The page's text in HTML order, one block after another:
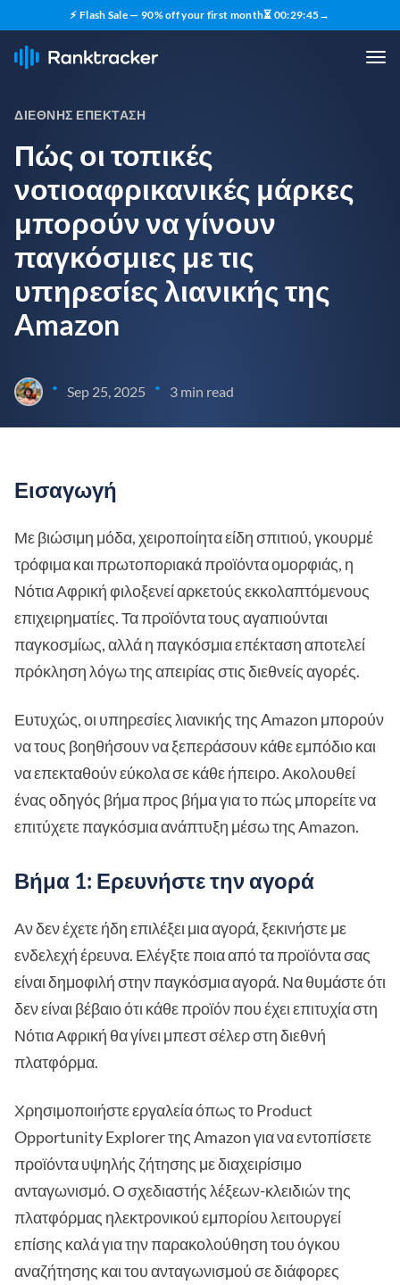
⚡ Flash Sale — 90% off your first month⏳ 00:29:44→
ΔΙΕΘΝΉΣ ΕΠΈΚΤΑΣΗ
Πώς οι τοπικές
νοτιοαφρικανικές μάρκες
μπορούν να γίνουν
παγκόσμιες με τις
υπηρεσίες λιανικής της
Amazon
• Sep 25, 2025 • 3 min read
Εισαγωγή
Με βιώσιμη μόδα, χειροποίητα είδη σπιτιού, γκουρμέ
τρόφιμα και πρωτοποριακά προϊόντα ομορφιάς, η
Νότια Αφρική φιλοξενεί αρκετούς εκκολαπτόμενους
επιχειρηματίες. Τα προϊόντα τους αγαπιούνται
παγκοσμίως, αλλά η παγκόσμια επέκταση αποτελεί
πρόκληση λόγω της απειρίας στις διεθνείς αγορές.
Ευτυχώς, οι υπηρεσίες λιανικής της Amazon μπορούν
να τους βοηθήσουν να ξεπεράσουν κάθε εμπόδιο και
να επεκταθούν εύκολα σε κάθε ήπειρο. Ακολουθεί
ένας οδηγός βήμα προς βήμα για το πώς μπορείτε να
επιτύχετε παγκόσμια ανάπτυξη μέσω της Amazon.
Βήμα 1: Ερευνήστε την αγορά
Αν δεν έχετε ήδη επιλέξει μια αγορά, ξεκινήστε με
ενδελεχή έρευνα. Ελέγξτε ποια από τα προϊόντα σας
είναι δημοφιλή στην παγκόσμια αγορά. Να θυμάστε ότι
δεν είναι βέβαιο ότι κάθε προϊόν που έχει επιτυχία στη
Νότια Αφρική θα γίνει μπεστ σέλερ στη διεθνή
πλατφόρμα.
Χρησιμοποιήστε εργαλεία όπως το Product
Opportunity Explorer της Amazon για να εντοπίσετε
προϊόντα υψηλής ζήτησης με διαχειρίσιμο
ανταγωνισμό. Ο σχεδιαστής λέξεων-κλειδιών της
πλατφόρμας ηλεκτρονικού εμπορίου λειτουργεί
επίσης καλά για την παρακολούθηση του όγκου
αναζήτησης και του ανταγωνισμού σε διάφορες